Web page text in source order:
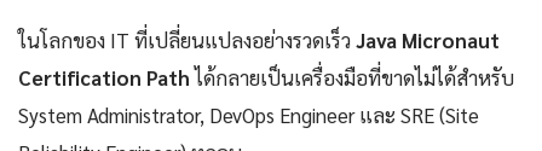
ในโลกของ IT ที่เปลี่ยนแปลงอย่างรวดเร็วJava Micronaut
Certification Pathได้กลายเป็นเครื่องมือที่ขาดไม่ได้สำหรับ
System Administrator, DevOps Engineer และ SRE (Site